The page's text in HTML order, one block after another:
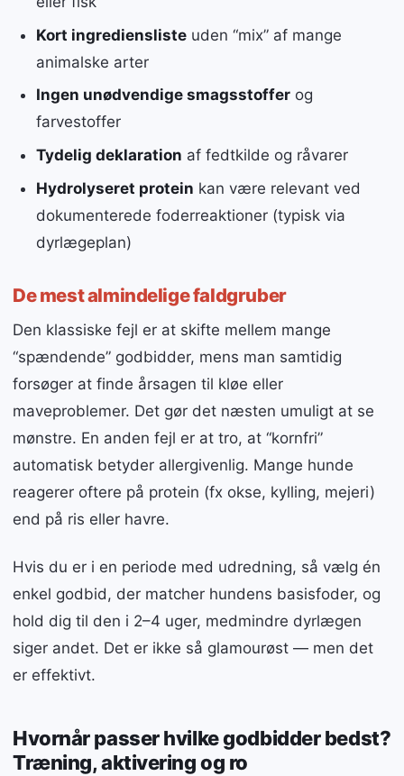
Kort ingredienslisteuden “mix” af mange
animalske arter
Ingen unødvendige smagsstofferog
farvestoffer
Tydelig deklaration af fedtkilde og råvarer
Hydrolyseret protein kan være relevant ved
dokumenterede foderreaktioner (typisk via
dyrlægeplan)
De mest almindelige faldgruber
Den klassiske fejl er at skifte mellem mange
“spændende” godbidder, mens man samtidig
forsøger at finde årsagen til kløe eller
maveproblemer. Det gør det næsten umuligt at se
mønstre. En anden fejl er at tro, at “kornfri”
automatisk betyder allergivenlig. Mange hunde
reagerer oftere på protein (fx okse, kylling, mejeri)
end på ris eller havre.
Hvis du er i en periode med udredning, så vælg én
enkel godbid, der matcher hundens basisfoder, og
hold dig til den i 2–4 uger, medmindre dyrlægen
siger andet. Det er ikke så glamourøst — men det
er effektivt.
Hvornår passer hvilke godbidder bedst?
Træning, aktivering og ro